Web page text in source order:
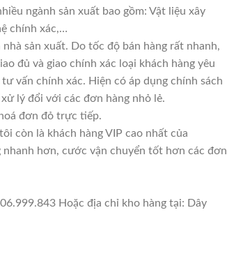
ngành sản xuất bao gồm: Vật liệu xây
chính xác,…
sản xuất. Do tốc độ bán hàng rất nhanh,
đủ và giao chính xác loại khách hàng yêu
vấn chính xác. Hiện có áp dụng chính sách
lý đổi với các đơn hàng nhỏ lẻ.
đơn đỏ trực tiếp.
còn là khách hàng VIP cao nhất của
hơn, cước vận chuyển tốt hơn các đơn
Hoặc địa chỉ kho hàng tại: Dây